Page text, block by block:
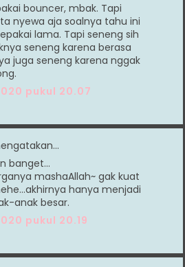
bouncer, mbak. Tapi
nyewa aja soalnya tahu ini
lama. Tapi seneng sih
seneng karena berasa
juga seneng karena nggak
pukul 20.07
banget...
mashaAllah~ gak kuat
hanya menjadi
anak besar.
pukul 20.19